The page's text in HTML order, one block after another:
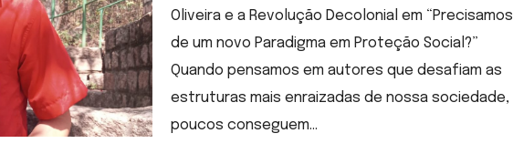
“Precisamos de um novo
Paradigma em Proteção Social?”
Oliveira e a Revolução Decolonial em “Precisamos
de um novo Paradigma em Proteção Social?”
Quando pensamos em autores que desafiam as
estruturas mais enraizadas de nossa sociedade,
poucos conseguem…